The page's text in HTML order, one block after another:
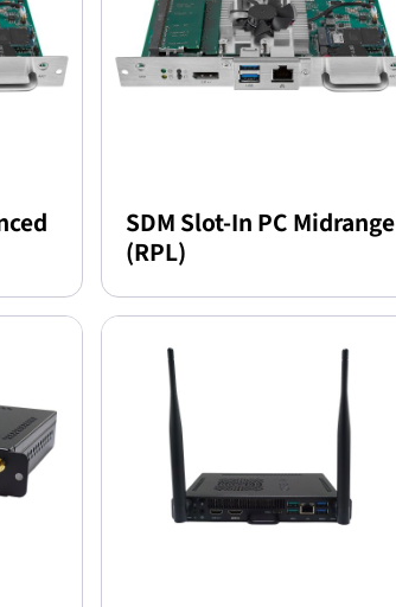
SDM Slot-In PC Midrange
(RPL)